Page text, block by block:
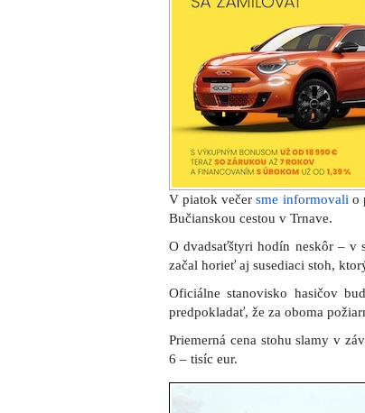
V piatok večersme informovali o
Bučianskou cestou v Trnave.
O dvadsaťštyri hodín neskôr – v
začal horieť aj susediaci stoh,
Oficiálne stanovisko hasičov
predpokladať, že za oboma
Priemerná cena stohu slamy v
6 – tisíc eur.